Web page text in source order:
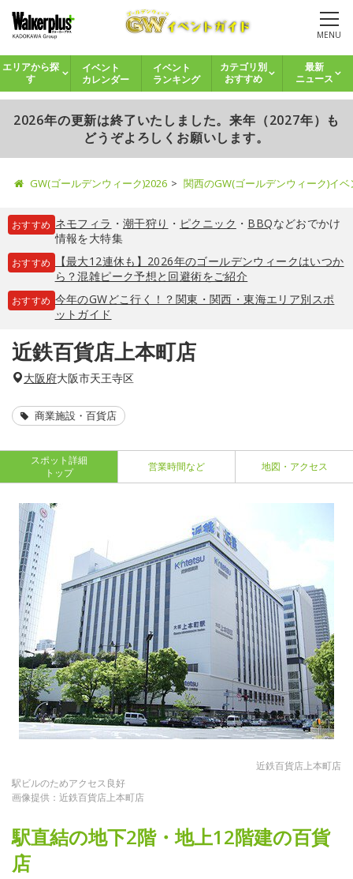
MENU
エリアから探
す
イベント
カレンダー
イベント
ランキング
カテゴリ別
おすすめ
最新
ニュース
2026年の更新は終了いたしました。来年（2027年）も
どうぞよろしくお願いします。
GW(ゴールデンウィーク)2026 関西のGW(ゴールデンウィーク)イ
おすすめ ネモフィラ ・ 潮干狩り ・ ピクニック ・ BBQなどおでかけ
情報を大特集
おすすめ
【最大12連休も】2026年のゴールデンウィークはいつか
ら？混雑ピーク予想と回避術をご紹介
おすすめ 今年のGWどこ行く！？関東・関西・東海エリア別スポ
ットガイド
近鉄百貨店上本町店
大阪府大阪市天王寺区
商業施設・百貨店
スポット詳細
トップ
営業時間など 地図・アクセス
近鉄百貨店上本町店
駅ビルのためアクセス良好
画像提供：近鉄百貨店上本町店
駅直結の地下2階・地上12階建の百貨
店